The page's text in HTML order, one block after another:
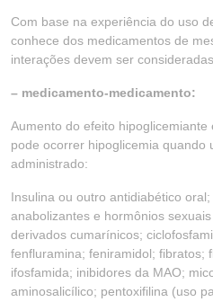
Com base na experiência do uso
conhece dos medicamentos de
interações devem ser
– medicamento-medicamento:
Aumento do efeito hipoglicemiante
pode ocorrer hipoglicemia quando
administrado:
Insulina ou outro antidiabético
anabolizantes e hormônios
derivados cumarínicos;
fenfluramina; feniramidol; fibratos;
ifosfamida; inibidores da MAO;
aminosalicílico; pentoxifilina (uso